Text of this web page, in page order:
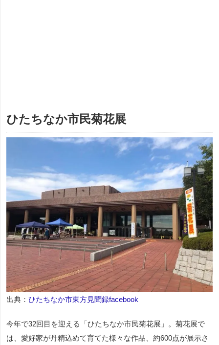
ひたちなか市民菊花展
出典： ひたちなか市東方見聞録facebook
今年で32回目を迎える「ひたちなか市民菊花展」。菊花展で
は、愛好家が丹精込めて育てた様々な作品、約600点が展示さ